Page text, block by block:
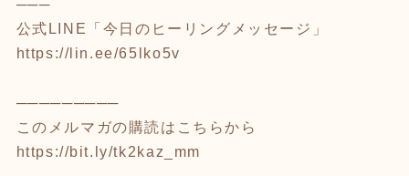
───
公式LINE「今日のヒーリングメッセージ」
https://lin.ee/65lko5v
─────────
このメルマガの購読はこちらから
https://bit.ly/tk2kaz_mm